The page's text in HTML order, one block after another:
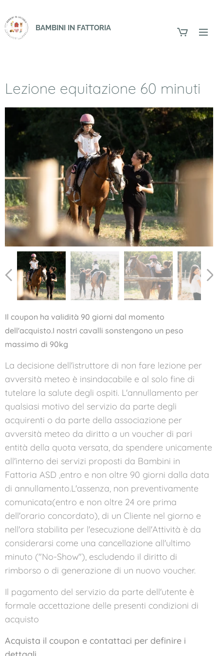
BAMBINI IN FATTORIA
Lezione equitazione 60 minuti
Il coupon ha validità 90 giorni dal momento
dell'acquisto.I nostri cavalli sonstengono un peso
massimo di 90kg
La decisione dell'istruttore di non fare lezione per
avversità meteo è insindacabile e al solo fine di
tutelare la salute degli ospiti. L'annullamento per
qualsiasi motivo del servizio da parte degli
acquirenti o da parte della associazione per
avversità meteo da diritto a un voucher di pari
entità della quota versata, da spendere unicamente
all'interno dei servizi proposti da Bambini in
Fattoria ASD ,entro e non oltre 90 giorni dalla data
di annullamento.L'assenza, non preventivamente
comunicata(entro e non oltre 24 ore prima
dell'orario concordato), di un Cliente nel giorno e
nell'ora stabilita per l'esecuzione dell'Attività è da
considerarsi come una cancellazione all'ultimo
minuto ("No-Show"), escludendo il diritto di
rimborso o di generazione di un nuovo voucher.
Il pagamento del servizio da parte dell'utente è
formale accettazione delle presenti condizioni di
acquisto
Acquista il coupon e contattaci per definire i